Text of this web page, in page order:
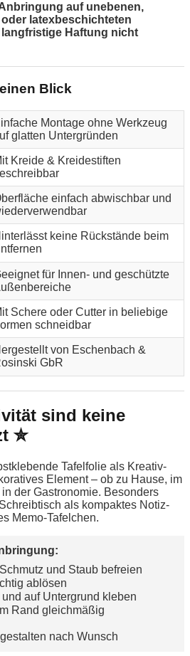
auf unebenen,
latexbeschichteten
Haftung nicht
Blick
Montage ohne Werkzeug
glatten Untergründen
Kreide & Kreidestiften
einfach abwischbar und
keine Rückstände beim
für Innen- und geschützte
Schere oder Cutter in beliebige
schneidbar
von Eschenbach &
GbR
sind keine
✮
Tafelfolie als Kreativ-
Element – ob zu Hause, im
der Gastronomie. Besonders
als kompaktes Notiz-
Memo-Tafelchen.
und Staub befreien
ablösen
auf Untergrund kleben
Rand gleichmäßig
nach Wunsch